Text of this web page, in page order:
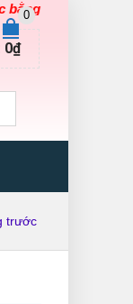
Gốc
0
0₫
trước